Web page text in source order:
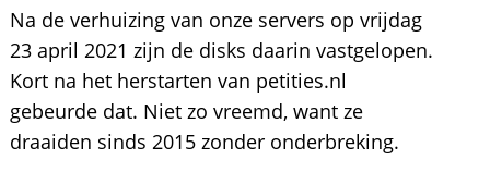
Na de verhuizing van onze servers op vrijdag
23 april 2021 zijn de disks daarin vastgelopen.
Kort na het herstarten van petities.nl
gebeurde dat. Niet zo vreemd, want ze
draaiden sinds 2015 zonder onderbreking.